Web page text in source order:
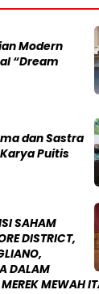
Modern
“Dream
dan Sastra
Puitis
SAHAM
DISTRICT,
DALAM
MEWAH